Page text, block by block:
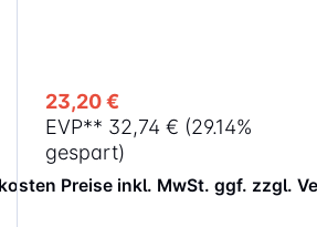
23,20 €
EVP** 32,74 € (29.14%
gespart)
Preise inkl. MwSt. ggf. zzgl.